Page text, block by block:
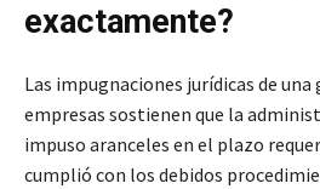
exactamente?
Las impugnaciones jurídicas de una
empresas sostienen que la
impuso aranceles en el plazo
cumplió con los debidos